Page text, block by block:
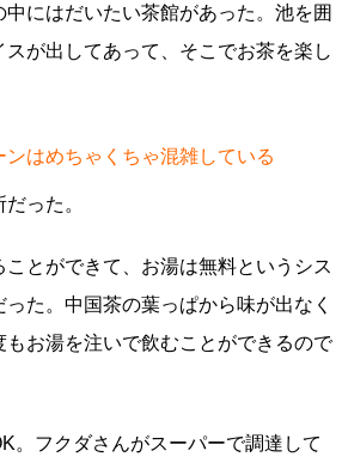
にはだいたい茶館があった。池を囲
が出してあって、そこでお茶を楽し
はめちゃくちゃ混雑している
った。
とができて、お湯は無料というシス
た。中国茶の葉っぱから味が出なく
もお湯を注いで飲むことができるので
。フクダさんがスーパーで調達して